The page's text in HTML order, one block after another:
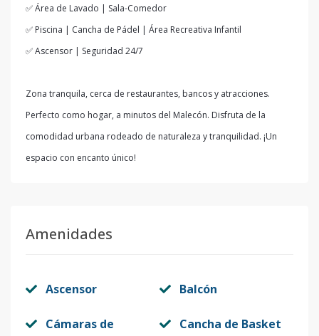
✅ Área de Lavado | Sala-Comedor
✅ Piscina | Cancha de Pádel | Área Recreativa Infantil
✅ Ascensor | Seguridad 24/7
Zona tranquila, cerca de restaurantes, bancos y atracciones.
Perfecto como hogar, a minutos del Malecón. Disfruta de la
comodidad urbana rodeado de naturaleza y tranquilidad. ¡Un
espacio con encanto único!
Amenidades
Ascensor Balcón
Cámaras de
Cancha de Basket